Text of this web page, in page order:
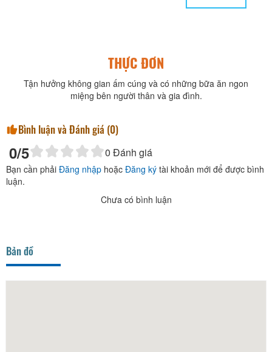
THỰC ĐƠN
Tận hưởng không gian ấm cúng và có những bữa ăn ngon
miệng bên người thân và gia đình.
Bình luận và Đánh giá (0)
0/5 0 Đánh giá
Bạn cần phải Đăng nhập hoặc Đăng ký tài khoản mới để được bình
luận.
Chưa có bình luận
Bản đồ